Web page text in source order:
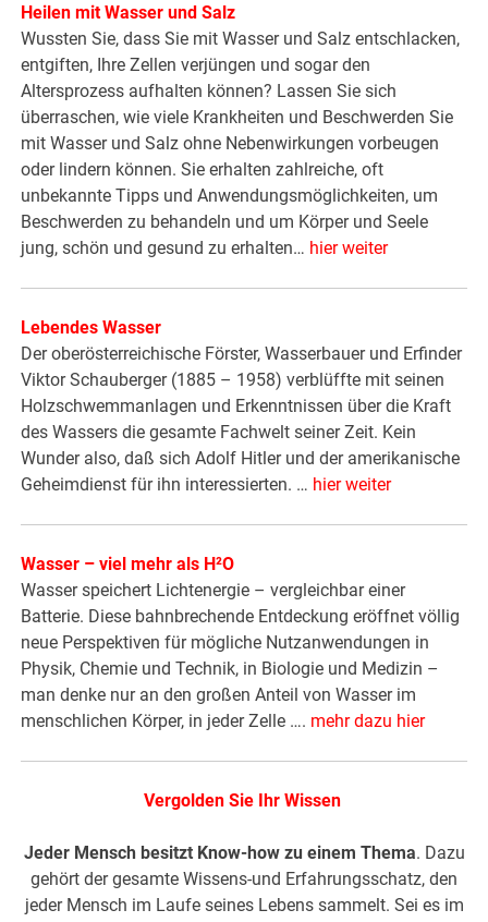
Heilen mit Wasser und Salz
Wussten Sie, dass Sie mit Wasser und Salz entschlacken,
entgiften, Ihre Zellen verjüngen und sogar den
Altersprozess aufhalten können? Lassen Sie sich
überraschen, wie viele Krankheiten und Beschwerden Sie
mit Wasser und Salz ohne Nebenwirkungen vorbeugen
oder lindern können. Sie erhalten zahlreiche, oft
unbekannte Tipps und Anwendungsmöglichkeiten, um
Beschwerden zu behandeln und um Körper und Seele
jung, schön und gesund zu erhalten… hier weiter
Lebendes Wasser
Der oberösterreichische Förster, Wasserbauer und Erfinder
Viktor Schauberger (1885 – 1958) verblüffte mit seinen
Holzschwemmanlagen und Erkenntnissen über die Kraft
des Wassers die gesamte Fachwelt seiner Zeit. Kein
Wunder also, daß sich Adolf Hitler und der amerikanische
Geheimdienst für ihn interessierten. … hier weiter
Wasser – viel mehr als H²O
Wasser speichert Lichtenergie – vergleichbar einer
Batterie. Diese bahnbrechende Entdeckung eröffnet völlig
neue Perspektiven für mögliche Nutzanwendungen in
Physik, Chemie und Technik, in Biologie und Medizin –
man denke nur an den großen Anteil von Wasser im
menschlichen Körper, in jeder Zelle …. mehr dazu hier
Vergolden Sie Ihr Wissen
Jeder Mensch besitzt Know-how zu einem Thema. Dazu
gehört der gesamte Wissens-und Erfahrungsschatz, den
jeder Mensch im Laufe seines Lebens sammelt. Sei es im